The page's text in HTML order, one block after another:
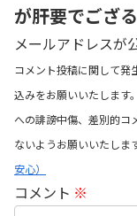
が肝要でござる
メールアドレスが
コメント投稿に関して発
込みをお願いいたします
への誹謗中傷、差別的コ
ないようお願いいたします
安心）
コメント ※